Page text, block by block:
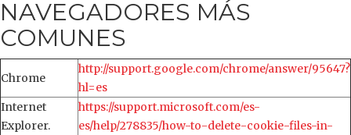
NAVEGADORES MÁS
COMUNES
Chrome
http://support.google.com/chrome/answer/95647?
hl=es
Internet
Explorer.
https://support.microsoft.com/es-
es/help/278835/how-to-delete-cookie-files-in-